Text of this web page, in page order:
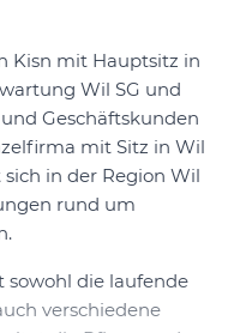
Kisn mit Hauptsitz in
Wil SG und
Geschäftskunden
mit Sitz in Wil
in der Region Wil
rund um
sowohl die laufende
verschiedene